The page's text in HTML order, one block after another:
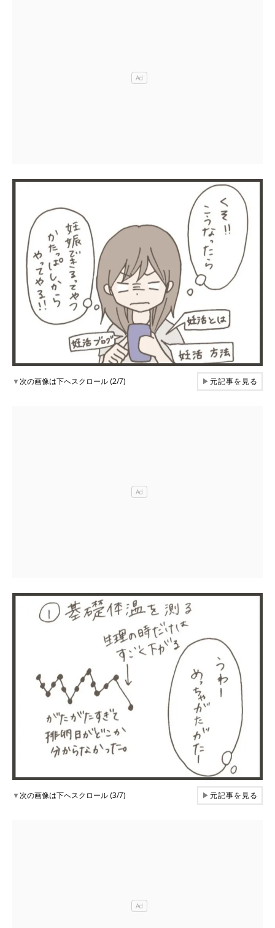
▼次の画像は下へスクロール (2/7) ▶元記事を見る
▼次の画像は下へスクロール (3/7) ▶元記事を見る